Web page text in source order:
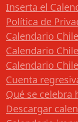
Inserta el
Política de
Calendario
Calendario
Calendario
Cuenta
Qué se celebra
Descargar